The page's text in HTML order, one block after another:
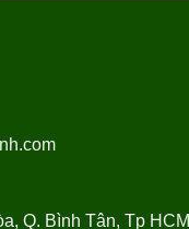
Q. Bình Tân, Tp HCM